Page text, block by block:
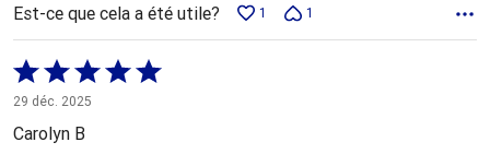
Est-ce que cela a été utile? 1 1
Coté
5 sur
5
29 déc. 2025
Carolyn B